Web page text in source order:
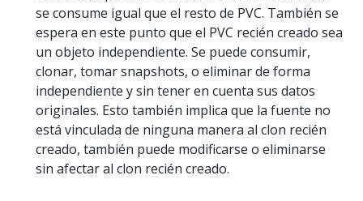
se consume igual que el resto de PVC. También se
espera en este punto que el PVC recién creado sea
un objeto independiente. Se puede consumir,
clonar, tomar snapshots, o eliminar de forma
independiente y sin tener en cuenta sus datos
originales. Esto también implica que la fuente no
está vinculada de ninguna manera al clon recién
creado, también puede modificarse o eliminarse
sin afectar al clon recién creado.